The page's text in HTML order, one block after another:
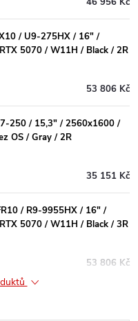
/ U9-275HX / 16" /
5070 / W11H / Black / 2R
53 806 Kč
250 / 15,3" / 2560x1600 /
OS / Gray / 2R
35 151 Kč
/ R9-9955HX / 16" /
5070 / W11H / Black / 3R
53 806 Kč